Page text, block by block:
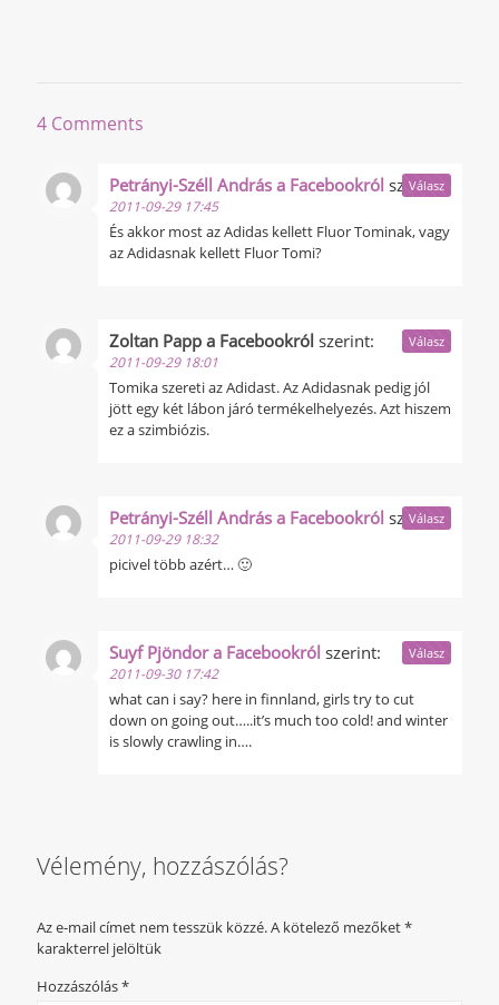
4 Comments
Petrányi-Széll András a Facebookról szerint:
2011-09-29 17:45
És akkor most az Adidas kellett Fluor Tominak, vagy
az Adidasnak kellett Fluor Tomi?
Válasz
Zoltan Papp a Facebookról szerint:
2011-09-29 18:01
Tomika szereti az Adidast. Az Adidasnak pedig jól
jött egy két lábon járó termékelhelyezés. Azt hiszem
ez a szimbiózis.
Válasz
Petrányi-Széll András a Facebookról szerint:
2011-09-29 18:32
picivel több azért… 🙂
Válasz
Suyf Pjöndor a Facebookról szerint:
2011-09-30 17:42
what can i say? here in finnland, girls try to cut
down on going out…..it’s much too cold! and winter
is slowly crawling in….
Válasz
Vélemény, hozzászólás?
Az e-mail címet nem tesszük közzé.A kötelező mezőket*
karakterrel jelöltük
Hozzászólás*